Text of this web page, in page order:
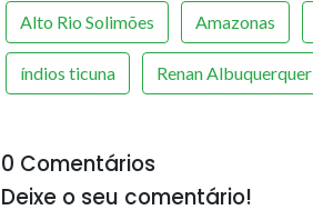
Alto Rio Solimões Amazonas
índios ticuna Renan Albuquerquer
0 Comentários
Deixe o seu comentário!